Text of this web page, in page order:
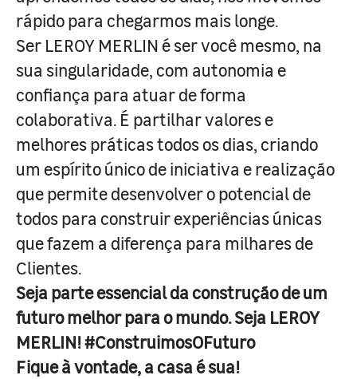
rápido para chegarmos mais longe.
Ser LEROY MERLIN é ser você mesmo, na
sua singularidade, com autonomia e
confiança para atuar de forma
colaborativa. É partilhar valores e
melhores práticas todos os dias, criando
um espírito único de iniciativa e realização
que permite desenvolver o potencial de
todos para construir experiências únicas
que fazem a diferença para milhares de
Clientes.
Seja parte essencial da construção de um
futuro melhor para o mundo. Seja LEROY
MERLIN! #ConstruimosOFuturo
Fique à vontade, a casa é sua!